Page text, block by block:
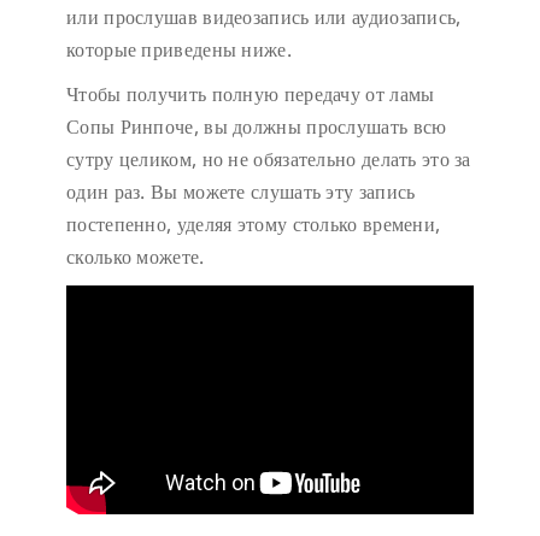
или прослушав видеозапись или аудиозапись,
которые приведены ниже.
Чтобы получить полную передачу от ламы
Сопы Ринпоче, вы должны прослушать всю
сутру целиком, но не обязательно делать это за
один раз. Вы можете слушать эту запись
постепенно, уделяя этому столько времени,
сколько можете.